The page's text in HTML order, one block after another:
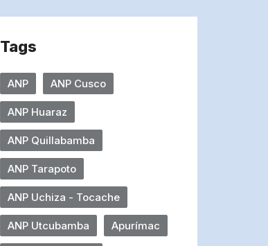
Tags
ANP ANP Cusco
ANP Huaraz
ANP Quillabamba
ANP Tarapoto
ANP Uchiza - Tocache
ANP Utcubamba Apurímac